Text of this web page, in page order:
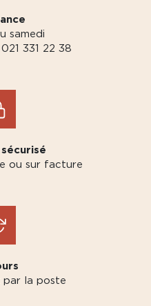
samedi
331 22 38
ou sur facture
par la poste